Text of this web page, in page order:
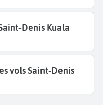
Denis Kuala
vols Saint-Denis